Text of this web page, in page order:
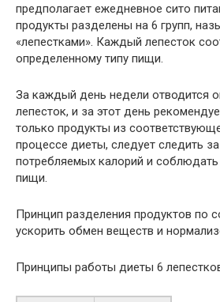
предполагает ежедневное сито
продукты разделены на 6 групп,
«лепестками». Каждый лепесток
определенному типу пищи.
За каждый день недели отводится
лепесток, и за этот день
только продукты из
процессе диеты, следует следить
потребляемых калорий и
пищи.
Принцип разделения продуктов по
ускорить обмен веществ и
Принципы работы диеты 6